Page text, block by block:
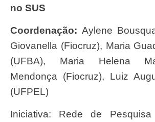
no SUS
Coordenação: Aylene
Giovanella (Fiocruz), Maria
(UFBA), Maria Helena
Mendonça (Fiocruz), Luiz
(UFPEL)
Iniciativa: Rede de Pesquisa em APS da